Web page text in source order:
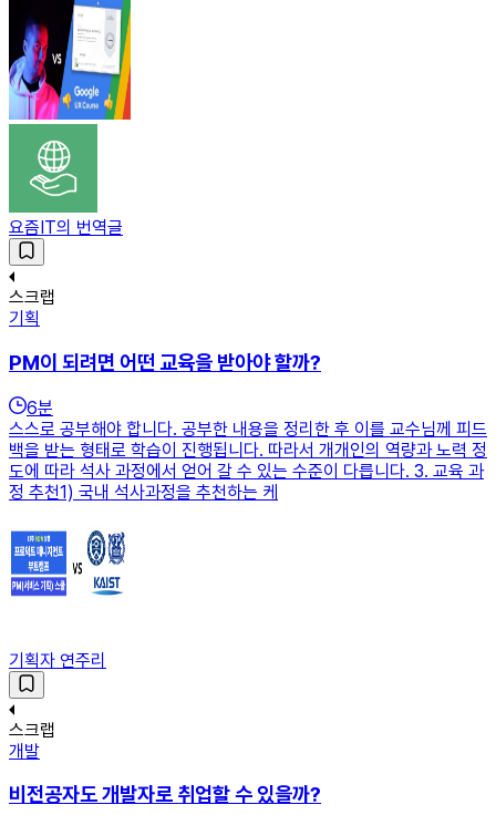
요즘IT의 번역글
스크랩
기획
PM이 되려면 어떤 교육을 받아야 할까?
6분
스스로 공부해야 합니다. 공부한 내용을 정리한 후 이를 교수님께 피드
백을 받는 형태로 학습이 진행됩니다. 따라서 개개인의 역량과 노력 정
도에 따라 석사 과정에서 얻어 갈 수 있는 수준이 다릅니다. 3. 교육 과
정 추천1) 국내 석사과정을 추천하는 케
기획자 연주리
스크랩
개발
비전공자도 개발자로 취업할 수 있을까?